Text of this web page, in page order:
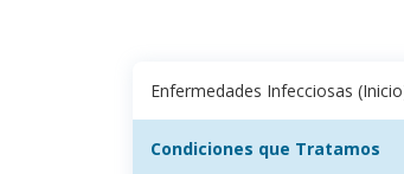
Enfermedades Infecciosas
Condiciones que Tratamos